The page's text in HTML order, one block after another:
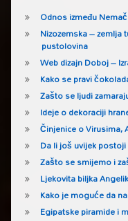
Odnos između
Nizozemska – zemlja
pustolovina
Web dizajn Doboj –
Kako se pravi
Zašto se ljudi
Ideje o dekoraciji
Činjenice o Virusima,
Da li još uvijek
Zašto se smijemo i
Ljekovita biljka
Kako je moguće da
Egipatske piramide i